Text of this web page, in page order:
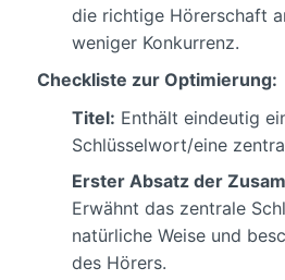
die richtige Hörerschaft
weniger Konkurrenz.
Checkliste zur Optimierung:
Titel: Enthält eindeutig
Schlüsselwort/eine
Erster Absatz der
Erwähnt das zentrale
natürliche Weise und
des Hörers.